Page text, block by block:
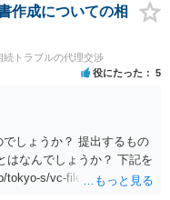
作成についての相
続トラブルの代理交渉
役にたった 5
しょうか？ 提出するもの
はなんでしょうか？ 下記を
tokyo-s/vc-files/tokyo-s/file/